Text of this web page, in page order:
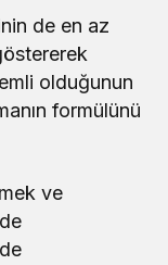
de en az
olduğunun
formülünü
ve